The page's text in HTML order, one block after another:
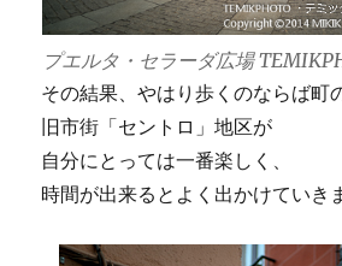
プエルタ・セラーダ広場
その結果、やはり歩くのならば町
旧市街「セントロ」地区が
自分にとっては一番楽しく、
時間が出来るとよく出かけていき